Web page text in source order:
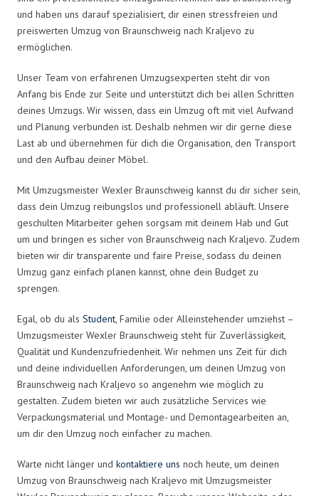
und haben uns darauf spezialisiert, dir einen stressfreien und
preiswerten Umzug von Braunschweig nach Kraljevo zu
ermöglichen.
Unser Team von erfahrenen Umzugsexperten steht dir von
Anfang bis Ende zur Seite und unterstützt dich bei allen Schritten
deines Umzugs. Wir wissen, dass ein Umzug oft mit viel Aufwand
und Planung verbunden ist. Deshalb nehmen wir dir gerne diese
Last ab und übernehmen für dich die Organisation, den Transport
und den Aufbau deiner Möbel.
Mit Umzugsmeister Wexler Braunschweig kannst du dir sicher sein,
dass dein Umzug reibungslos und professionell abläuft. Unsere
geschulten Mitarbeiter gehen sorgsam mit deinem Hab und Gut
um und bringen es sicher von Braunschweig nach Kraljevo. Zudem
bieten wir dir transparente und faire Preise, sodass du deinen
Umzug ganz einfach planen kannst, ohne dein Budget zu
sprengen.
Egal, ob du als Student, Familie oder Alleinstehender umziehst –
Umzugsmeister Wexler Braunschweig steht für Zuverlässigkeit,
Qualität und Kundenzufriedenheit. Wir nehmen uns Zeit für dich
und deine individuellen Anforderungen, um deinen Umzug von
Braunschweig nach Kraljevo so angenehm wie möglich zu
gestalten. Zudem bieten wir auch zusätzliche Services wie
Verpackungsmaterial und Montage- und Demontagearbeiten an,
um dir den Umzug noch einfacher zu machen.
Warte nicht länger und kontaktiere uns noch heute, um deinen
Umzug von Braunschweig nach Kraljevo mit Umzugsmeister